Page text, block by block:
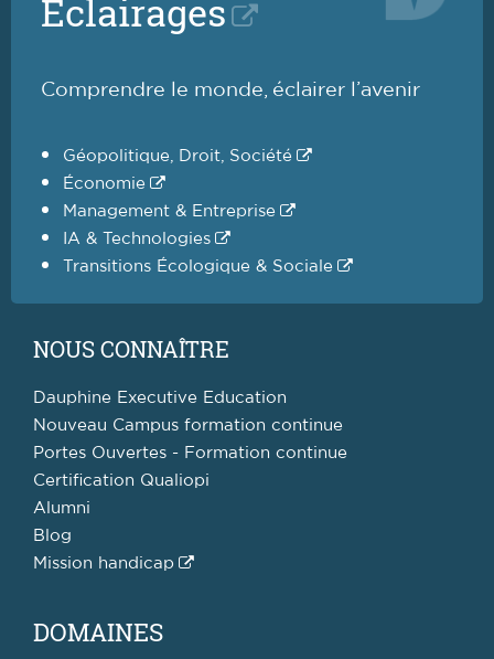
Éclairages
Comprendre le monde, éclairer l’avenir
Géopolitique, Droit, Société
Économie
Management & Entreprise
IA & Technologies
Transitions Écologique & Sociale
NOUS CONNAÎTRE
Dauphine Executive Education
Nouveau Campus formation continue
Portes Ouvertes - Formation continue
Certification Qualiopi
Alumni
Blog
Mission handicap
DOMAINES